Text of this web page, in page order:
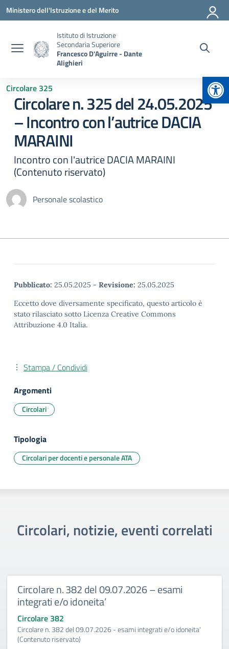
Vai ai contenuti
Vai al menu di navigazione
Vai al footer
Ministero dell'Istruzione e del Merito
Istituto di Istruzione
Secondaria Superiore
Francesco D'Aguirre - Dante
Alighieri
Circolare 325
Circolare n. 325 del 24.05.2025
– Incontro con l’autrice DACIA
MARAINI
Incontro con l'autrice DACIA MARAINI
(Contenuto riservato)
Personale scolastico
Pubblicato: 25.05.2025 - Revisione: 25.05.2025
Eccetto dove diversamente specificato, questo articolo è
stato rilasciato sotto Licenza Creative Commons
Attribuzione 4.0 Italia.
Stampa / Condividi
Argomenti
Circolari
Tipologia
Circolari per docenti e personale ATA
Circolari, notizie, eventi correlati
Circolare n. 382 del 09.07.2026 – esami
integrati e/o idoneita’
Circolare 382
Circolare n. 382 del 09.07.2026 - esami integrati e/o idoneita'
(Contenuto riservato)